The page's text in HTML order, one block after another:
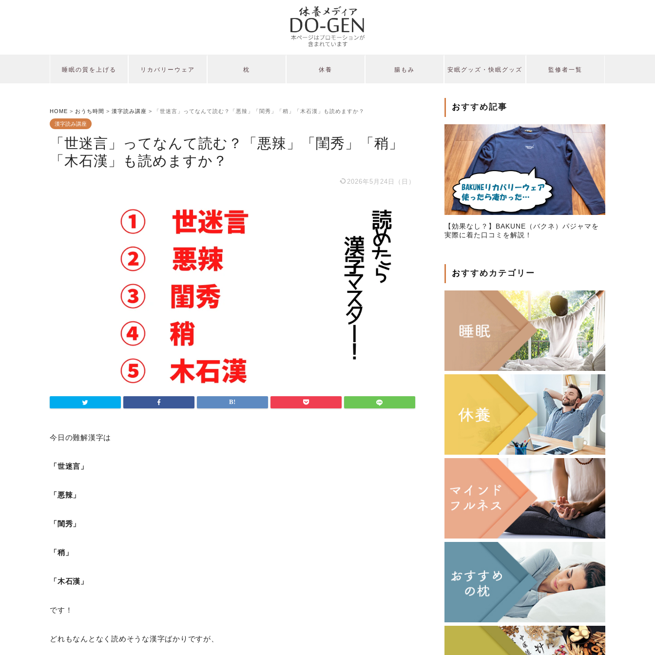
睡眠の質を上げる リカバリーウェア 枕 休養 腸もみ 安眠グッズ・快眠グッズ 監修者一覧
HOME > おうち時間 > 漢字読み講座 > 「世迷言」ってなんて読む？「悪辣」「閨秀」「稍」「木石漢」も読めますか？
漢字読み講座
「世迷言」ってなんて読む？「悪辣」「閨秀」「稍」
「木石漢」も読めますか？
2026年5月24日（日）
今日の難解漢字は
「世迷言」
「悪辣」
「閨秀」
「稍」
「木石漢」
です！
どれもなんとなく読めそうな漢字ばかりですが、
おすすめ記事
【効果なし？】BAKUNE（バクネ）パジャマを
実際に着た口コミを解説！
おすすめカテゴリー